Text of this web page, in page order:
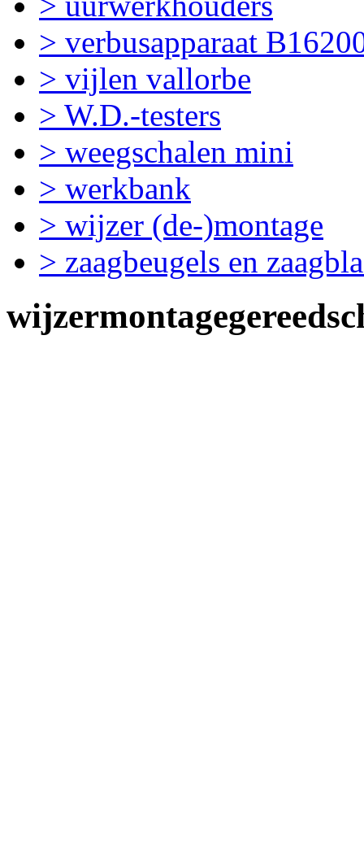
> verbusapparaat
> vijlen vallorbe
> W.D.-testers
> weegschalen mini
> werkbank
> wijzer (de-)montage
> zaagbeugels en